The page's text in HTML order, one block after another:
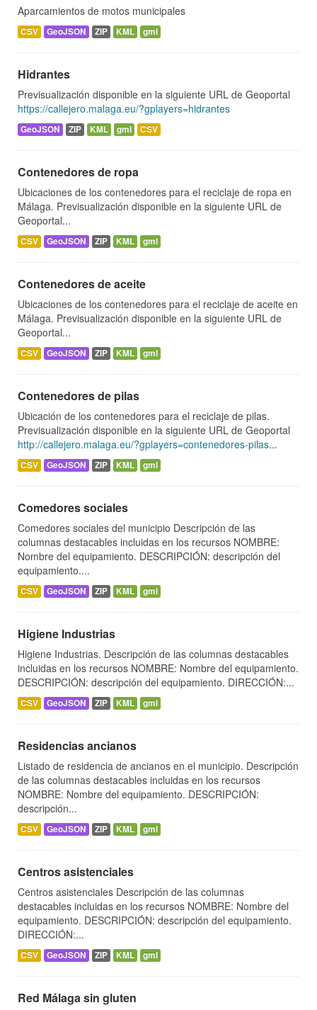
Aparcamientos de motos municipales
CSV GeoJSON ZIP KML gml
Hidrantes
Previsualización disponible en la siguiente URL de Geoportal
https://callejero.malaga.eu/?gplayers=hidrantes
GeoJSON ZIP KML gml CSV
Contenedores de ropa
Ubicaciones de los contenedores para el reciclaje de ropa en
Málaga. Previsualización disponible en la siguiente URL de
Geoportal...
CSV GeoJSON ZIP KML gml
Contenedores de aceite
Ubicaciones de los contenedores para el reciclaje de aceite en
Málaga. Previsualización disponible en la siguiente URL de
Geoportal...
CSV GeoJSON ZIP KML gml
Contenedores de pilas
Ubicación de los contenedores para el reciclaje de pilas.
Previsualización disponible en la siguiente URL de Geoportal
http://callejero.malaga.eu/?gplayers=contenedores-pilas...
CSV GeoJSON ZIP KML gml
Comedores sociales
Comedores sociales del municipio Descripción de las
columnas destacables incluidas en los recursos NOMBRE:
Nombre del equipamiento. DESCRIPCIÓN: descripción del
equipamiento....
CSV GeoJSON ZIP KML gml
Higiene Industrias
Higiene Industrias. Descripción de las columnas destacables
incluidas en los recursos NOMBRE: Nombre del equipamiento.
DESCRIPCIÓN: descripción del equipamiento. DIRECCIÓN:...
CSV GeoJSON ZIP KML gml
Residencias ancianos
Listado de residencia de ancianos en el municipio. Descripción
de las columnas destacables incluidas en los recursos
NOMBRE: Nombre del equipamiento. DESCRIPCIÓN:
descripción...
CSV GeoJSON ZIP KML gml
Centros asistenciales
Centros asistenciales Descripción de las columnas
destacables incluidas en los recursos NOMBRE: Nombre del
equipamiento. DESCRIPCIÓN: descripción del equipamiento.
DIRECCIÓN:...
CSV GeoJSON ZIP KML gml
Red Málaga sin gluten